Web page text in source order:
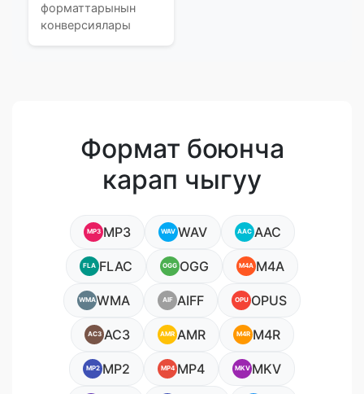
форматтарынын
конверсиялары
Формат боюнча
карап чыгуу
MP3 MP3 WAV WAV AAC AAC
FLA FLAC OGG OGG M4A M4A
WMAWMA AIF AIFF OPU OPUS
AC3 AC3 AMR AMR M4R M4R
MP2 MP2 MP4 MP4 MKV MKV